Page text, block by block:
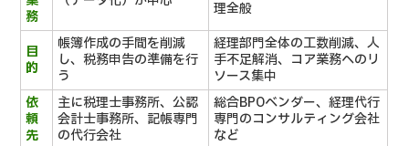
務
理全般
目
的
帳簿作成の手間を削減
し、税務申告の準備を行
う
経理部門全体の工数削減、人
手不足解消、コア業務へのリ
ソース集中
依
頼
先
主に税理士事務所、公認
会計士事務所、記帳専門
の代行会社
総合BPOベンダー、経理代行
専門のコンサルティング会社
など